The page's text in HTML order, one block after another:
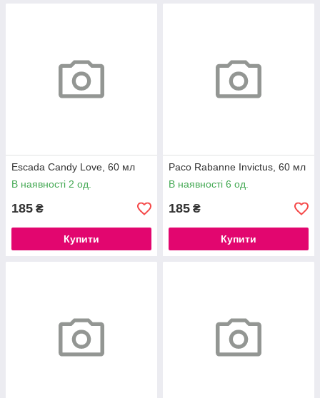
Escada Candy Love, 60 мл
В наявності 2 од.
185 ₴
Купити
Paco Rabanne Invictus, 60 мл
В наявності 6 од.
185 ₴
Купити